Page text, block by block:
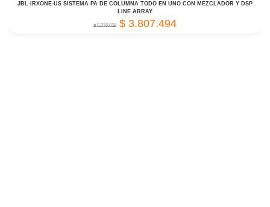
JBL-IRXONE-US SISTEMA PA DE COLUMNA TODO EN UNO CON MEZCLADOR Y DSP
LINE ARRAY
$5.076.659 $ 3.807.494